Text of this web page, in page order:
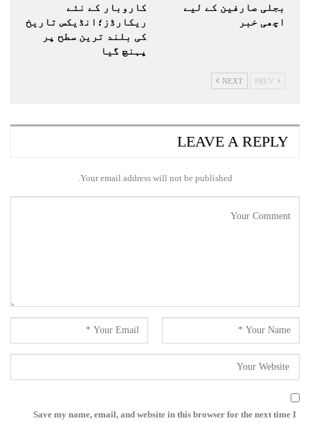
بجلی صارفین کے لیے
اچھی خبر
کاروبار کے نئے
ریکارڈز؛انڈیکس تاریخ
کی بلند ترین سطح پر
پہنچ گیا
NEXT
LEAVE A REPLY
Your email address will not be published.
Save my name, email, and website in this browser for the next time I